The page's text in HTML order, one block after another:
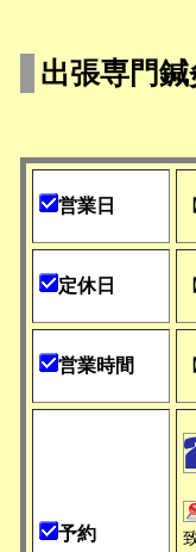
出張専門
営業日
定休日
営業時間
予約